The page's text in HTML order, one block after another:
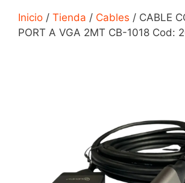
Inicio / Tienda / Cables / CABLE
PORT A VGA 2MT CB-1018 Cod: